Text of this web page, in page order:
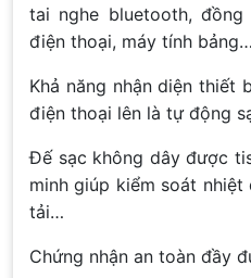
tai nghe bluetooth,
điện thoại, máy tính bảng…
Khả năng nhận diện thiết
điện thoại lên là tự động
Đế sạc không dây được
minh giúp kiểm soát
tải…
Chứng nhận an toàn đầy